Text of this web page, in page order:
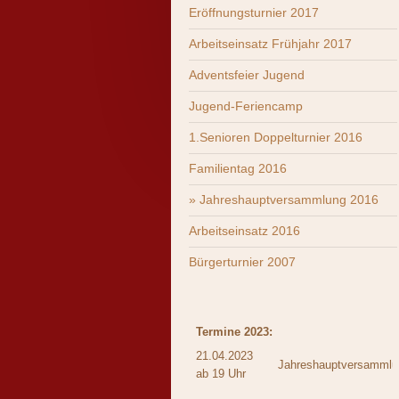
Eröffnungsturnier 2017
Arbeitseinsatz Frühjahr 2017
Adventsfeier Jugend
Jugend-Feriencamp
1.Senioren Doppelturnier 2016
Familientag 2016
Jahreshauptversammlung 2016
Arbeitseinsatz 2016
Bürgerturnier 2007
Termine 2023:
21.04.2023
ab 19 Uhr